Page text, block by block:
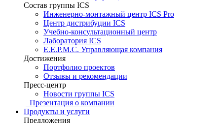
Состав группы ICS
Инженерно-монтажный центр ICS Pro
Центр дистрибуции ICS
Учебно-консультационный центр
Лаборатория ICS
E.E.P.M.C. Управляющая компания
Достижения
Портфолио проектов
Отзывы и рекомендации
Пресс-центр
Новости группы ICS
Презентация о компании
Продукты и услуги
Предложения